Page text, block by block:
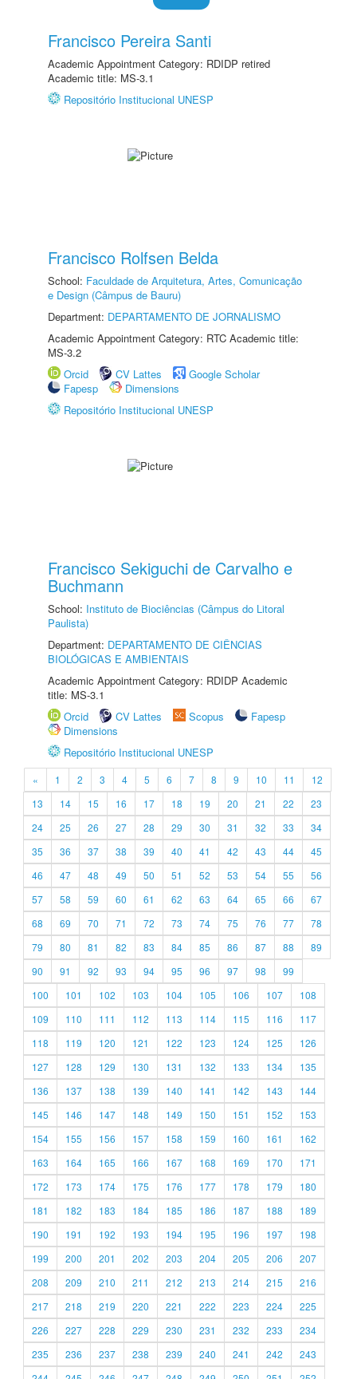
Francisco Pereira Santi
Academic Appointment Category: RDIDP retired
Academic title: MS-3.1
Repositório Institucional UNESP
Francisco Rolfsen Belda
School: Faculdade de Arquitetura, Artes, Comunicação
e Design (Câmpus de Bauru)
Department: DEPARTAMENTO DE JORNALISMO
Academic Appointment Category: RTC Academic title:
MS-3.2
Orcid
CV Lattes
Google Scholar
Fapesp
Dimensions
Repositório Institucional UNESP
Francisco Sekiguchi de Carvalho e
Buchmann
School: Instituto de Biociências (Câmpus do Litoral
Paulista)
Department: DEPARTAMENTO DE CIÊNCIAS
BIOLÓGICAS E AMBIENTAIS
Academic Appointment Category: RDIDP Academic
title: MS-3.1
Orcid
CV Lattes Scopus
Fapesp
Dimensions
Repositório Institucional UNESP
« 1 2 3 4 5 6 7 8 9 10 11
12
13
14 15 16 17 18 19 20 21 22
23
24
25 26 27 28 29 30 31 32 33
34
35
36 37 38 39 40 41 42 43 44
45
46
47 48 49 50 51 52 53 54 55
56
57
58 59 60 61 62 63 64 65 66
67
68
69 70 71 72 73 74 75 76 77
78
79
80 81 82 83 84 85 86 87 88
89
90
91 92 93 94 95 96 97 98
99
100
101 102 103 104 105 106 107
108
109
110 111 112 113 114 115 116
117
118
119 120 121 122 123 124 125
126
127
128 129 130 131 132 133 134
135
136
137 138 139 140 141 142 143
144
145
146 147 148 149 150 151 152
153
154
155 156 157 158 159 160 161
162
163
164 165 166 167 168 169 170
171
172
173 174 175 176 177 178 179
180
181
182 183 184 185 186 187 188
189
190
191 192 193 194 195 196 197
198
199
200 201 202 203 204 205 206
207
208
209 210 211 212 213 214 215
216
217
218 219 220 221 222 223 224
225
226
227 228 229 230 231 232 233
234
235
236 237 238 239 240 241 242
243